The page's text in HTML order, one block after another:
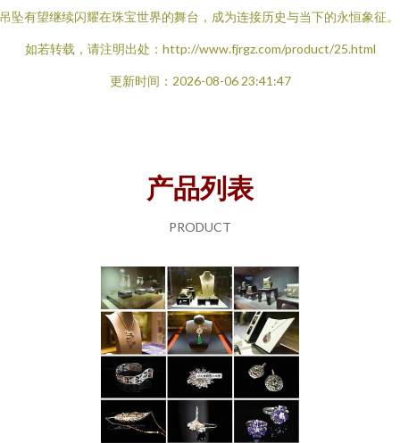
坠有望继续闪耀在珠宝世界的舞台，成为连接历史与当下的永恒象征。
如若转载，请注明出处：http://www.fjrgz.com/product/25.html
更新时间：2026-08-06 23:41:47
产品列表
PRODUCT